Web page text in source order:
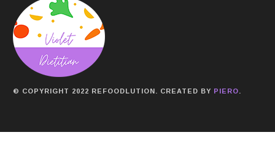
© COPYRIGHT 2022 REFOODLUTION. CREATED BY PIERO